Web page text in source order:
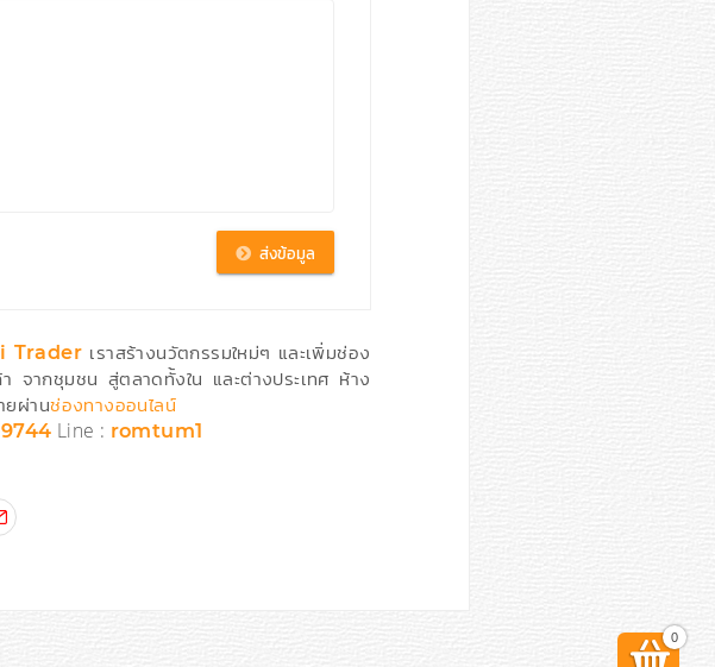
Trader เราสร้างนวัตกรรมใหม่ๆ และเพิ่มช่อง
า จากชุมชน สู่ตลาดทั้งใน และต่างประเทศ ห้าง
ยผ่านช่องทางออนไลน์
Line : romtum1
0